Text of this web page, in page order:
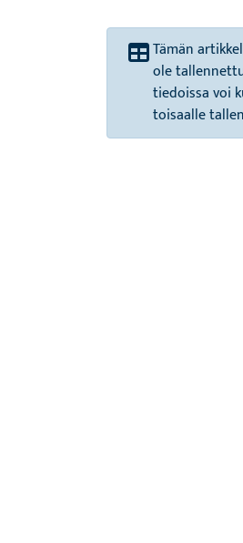
Tämän
ole
tiedoissa voi
toisaalle